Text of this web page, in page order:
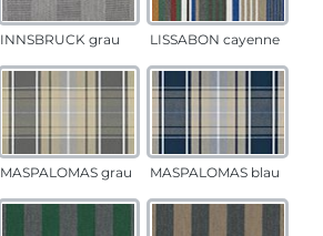
INNSBRUCK grau LISSABON cayenne
MASPALOMAS grau MASPALOMAS blau